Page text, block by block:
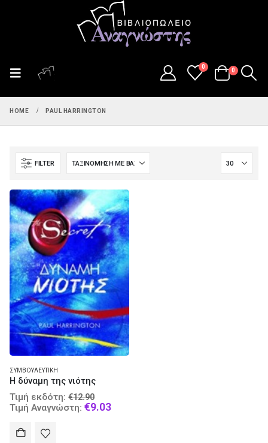
0
0
HOME PAUL HARRINGTON
FILTER
ΣΥΜΒΟΥΛΕΥΤΙΚΉ
Η δύναμη της νιότης
Τιμή εκδότη: €12.90
price
Τιμή Αναγνώστη: €9.03Current